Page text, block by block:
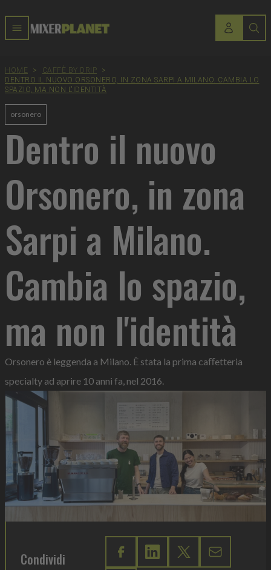
HOME > CAFFÈ BY DRIP
>
DENTRO IL NUOVO ORSONERO, IN ZONA SARPI A MILANO. CAMBIA LO
SPAZIO, MA NON L'IDENTITÀ
orsonero
Dentro il nuovo
Orsonero, in zona
Sarpi a Milano.
Cambia lo spazio,
ma non l'identità
Orsonero è leggenda a Milano. È stata la prima caﬀetteria
specialty ad aprire 10 anni fa, nel 2016.
Condividi